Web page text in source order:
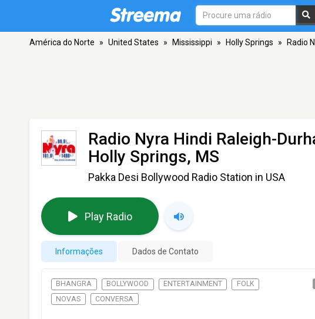
América do Norte » United States » Mississippi » Holly Springs » Radio
Radio Nyra Hindi Raleigh-
Holly Springs, MS
Pakka Desi Bollywood Radio Station in USA
Play Radio
Informações Dados de Contato
BHANGRA BOLLYWOOD ENTERTAINMENT
FOLK
NOVAS
CONVERSA